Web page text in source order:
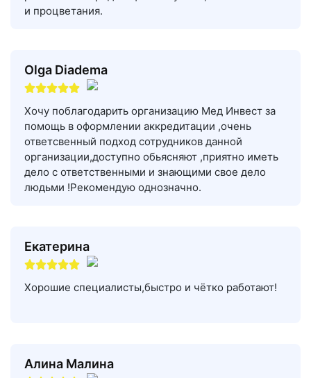
и процветания.
Olga Diadema
Хочу поблагодарить организацию Мед Инвест за
помощь в оформлении аккредитации ,очень
ответсвенный подход сотрудников данной
организации,доступно обьясняют ,приятно иметь
дело с ответственными и знающими свое дело
людьми !Рекомендую однозначно.
Екатерина
Хорошие специалисты,быстро и чётко работают!
Алина Малина